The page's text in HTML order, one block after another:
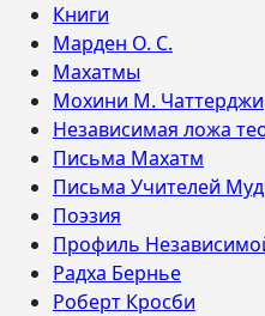
Книги
Марден О. С.
Махатмы
Мохини М. Чаттерджи
Независимая ложа
Письма Махатм
Письма Учителей
Поэзия
Профиль
Радха Бернье
Роберт Кросби